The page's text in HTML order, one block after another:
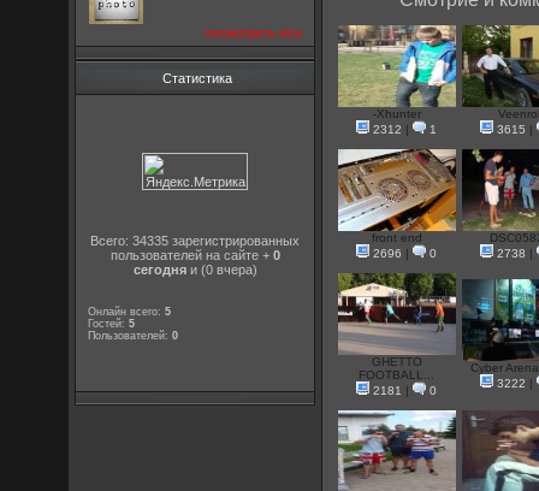
посмотреть все
Статистика
Всего: 34335 зарегистрированных
пользователей на сайте + 0
сегодняи (0 вчера)
Онлайн всего:5
Гостей:5
Пользователей:0
-Xhunter
2312
| 1
3615
|
front end
2696
| 0
2738
|
GHETTO
FOOTBALL...
2181
| 0
Cyber
3222
|